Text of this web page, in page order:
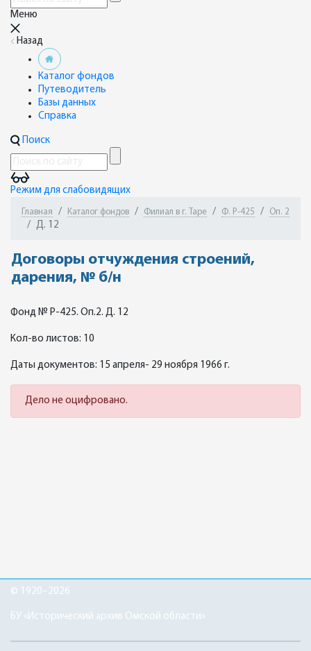
Меню
Назад
Каталог фондов
Путеводитель
Базы данных
Справка
Поиск
Режим для слабовидящих
Главная Каталог фондов Филиал в г. Таре Ф. Р-425 Оп. 2
Д. 12
Договоры отчуждения строений,
дарения, № б/н
Фонд № Р-425. Оп.2. Д. 12
Кол-во листов: 10
Даты документов: 15 апреля- 29 ноября 1966 г.
Дело не оцифровано.
© 1920–2026
БУ «Исторический архив Омской области»